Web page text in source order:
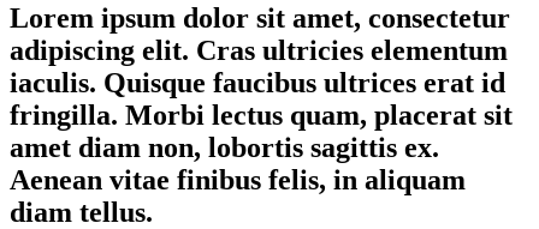
Lorem ipsum dolor sit amet, consectetur
adipiscing elit. Cras ultricies elementum
iaculis. Quisque faucibus ultrices erat id
fringilla. Morbi lectus quam, placerat sit
amet diam non, lobortis sagittis ex.
Aenean vitae finibus felis, in aliquam
diam tellus.​​​​‌ ‍ ​‍​‍‌‍ ‌ ​‍‌‍‍‌‌‍‌ ‌‍‍‌‌‍ ‍​‍​‍​ ‍‍​‍​‍‌ ​ ‌‍​‌‌‍ ‍‌‍‍‌‌ ‌​‌ ‍‌​‍ ‍‌‍‍‌‌‍ ​‍​‍​‍ ​​‍​‍‌‍‍​‌ ​‍‌‍‌‌‌‍‌‍​‍​‍​ ‍‍​‍​‍‌‍‍​‌ ‌​‌ ‌​‌ ​​‌ ​ ​ ‍‍​‍ ​‍ ‌‍ ‍‌‍ ‌ ​‍‌‍‌​‌‍‍‌‌‍​ ​‍ ‌‌‍​‍‌‍‍‌‌ ‌​‌‍‌‌‌ ​ ​‍ ‌‌‍‌ ‌ ​‍‌‍ ‌ ‌‌‌ ​​​‍ ‌‌ ​ ‌ ‌​‌ ‌‌‌‍‌​‌‍‍‌‌‍ ​‍ ‍‌ ‌‍‌‍‌‌‌ ​‍‌‍​ ‌‍‌‌‌‍ ​​‍ ‍‌‍​‌‌ ​​‌ ​​​‍ ‌‍‍‌‌‍ ‍‌ ‌​‌‍‌‌‌‍ ‍‌ ‌​​‍ ‌‍‌‌‌‍‌​‌‍‍‌‌ ‌​​‍ ‌‍ ‌‌‍ ‌‍‌​‌‍‌‌​ ‌‌ ​​‌ ​‍‌‍‌‌‌ ​ ‌‍‌‌‌‍ ‍‌ ‌​‌‍​‌‌ ‌​‌‍‍‌‌‍ ‌‍ ‍​ ‍ ‌‍‍‌‌‍‌​​ ‌​ ​‍​ ‌‍​ ​‍​ ‍​‌‍​ ‌‍​‍​ ​‌​ ‌​​‍ ‌​ ​​​ ​‍​ ​​​ ​‌​‍ ‌​ ‌​‌‍‌​​ ​​​ ‌ ​‍ ‌‌‍​‍​ ‌‌​ ‍‌​ ‌​​‍ ‌​ ​‌​ ‌‍​ ‌ ‌‍‌​‌‍‌‌‌‍​‍​ ​‍​ ‌ ​ ​ ​ ​ ​ ‍‌​ ​‍​ ‍ ‌ ‌​‌ ‍‌‌ ​​‌‍‌‌​ ‌‌ ​​‌ ​‍‌‍‌‌‌ ​ ‌ ​ ‌‌​‍‌‍‌‌‌‍ ​‌‍‌‌‌‍​‌‌ ​ ‌‍‌‌​ ‍ ‌ ​​‌‍​‌‌ ‌​‌‍‍​​ ‌‌‍‍​‌‍‌‌‌‍​‌‌‍‌​‌‍ ​‌‍‍‌‌‍ ‍‌‍‌‌​‍‌‌​ ‌‌‌​​‍‌‌ ‌‍‍ ‌‍‌‌‌ ‍‌​‍‌‌​ ​ ‌​‌​​‍‌‌​ ​ ‌​‌​​‍‌‌​ ​‍​ ​‍‌‍‌​‌‍​‌​‍‌‌​ ​‍​ ​‍​‍‌‌​ ‌‌‌​‌​​‍ ‍‌ ‌‍‌‍​‌‌‍ ​‌ ‌‌‌‍‌‌​ ‌‍​‍‌‍​‌‌ ​ ‌‍‌‌‌‌‌‌‌ ​‍‌‍ ​​ ‌‌‍‍​‌ ‌​‌ ‌​‌ ​​‌ ​ ​‍‌‌​ ​ ‌​​‌​‍‌‌​ ​‍‌​‌‍​‍‌‌​ ​‍‌​‌‍‌‍ ‍‌‍ ‌ ​‍‌‍‌​‌‍‍‌‌‍​ ​‍ ‌‌‍​‍‌‍‍‌‌ ‌​‌‍‌‌‌ ​ ​‍ ‌‌‍‌ ‌ ​‍‌‍ ‌ ‌‌‌ ​​​‍ ‌‌ ​ ‌ ‌​‌ ‌‌‌‍‌​‌‍‍‌‌‍ ​‍ ‍‌ ‌‍‌‍‌‌‌ ​‍‌‍​ ‌‍‌‌‌‍ ​​‍ ‍‌‍​‌‌ ​​‌ ​​​‍‌‍‌‍‍‌‌‍‌​​ ‌​ ​‍​ ‌‍​ ​‍​ ‍​‌‍​ ‌‍​‍​ ​‌​ ‌​​‍ ‌​ ​​​ ​‍​ ​​​ ​‌​‍ ‌​ ‌​‌‍‌​​ ​​​ ‌ ​‍ ‌‌‍​‍​ ‌‌​ ‍‌​ ‌​​‍ ‌​ ​‌​ ‌‍​ ‌ ‌‍‌​‌‍‌‌‌‍​‍​ ​‍​ ‌ ​ ​ ​ ​ ​ ‍‌​ ​‍​‍‌‍‌ ‌​‌ ‍‌‌ ​​‌‍‌‌​ ‌‌ ​​‌ ​‍‌‍‌‌‌ ​ ‌ ​ ‌‌​‍‌‍‌‌‌‍ ​‌‍‌‌‌‍​‌‌ ​ ‌‍‌‌​‍‌‍‌ ​​‌‍​‌‌ ‌​‌‍‍​​ ‌‌‍‍​‌‍‌‌‌‍​‌‌‍‌​‌‍ ​‌‍‍‌‌‍ ‍‌‍‌‌​‍‌‌​ ‌‌‌​​‍‌‌ ‌‍‍ ‌‍‌‌‌ ‍‌​‍‌‌​ ​ ‌​‌​​‍‌‌​ ​ ‌​‌​​‍‌‌​ ​‍​ ​‍‌‍‌​‌‍​‌​‍‌‌​ ​‍​ ​‍​‍‌‌​ ‌‌‌​‌​​‍ ‍‌ ‌‍‌‍​‌‌‍ ​‌ ‌‌‌‍‌‌​‍‌‍‌ ​​‌‍‌‌‌ ​‍‌ ​ ‌ ​​‌‍‌‌‌‍​ ‌ ‌​‌‍‍‌‌ ‌‍‌‍‌‌​ ‌‌ ​​‌ ‌‌‌‍​‍‌‍ ​‌‍‍‌‌ ​ ‌‍‍​‌‍‌‌‌‍‌​​‍​‍‌ ‌